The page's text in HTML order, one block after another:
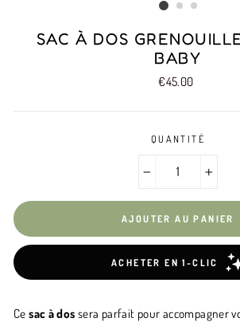
SAC À DOS
BABY
Prix
€45.00
QUANTITÉ
AJOUTER AU PANIER
Cesac à dos sera parfait pour accompagner